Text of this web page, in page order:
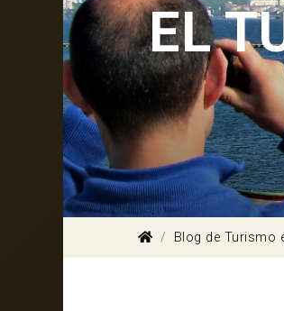
EL
Blog de Turismo